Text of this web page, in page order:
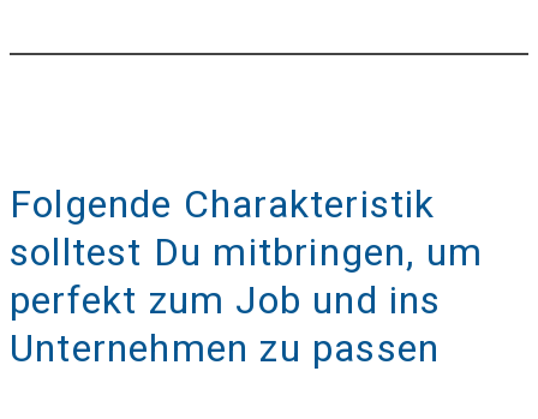
Folgende Charakteristik
solltest Du mitbringen, um
perfekt zum Job und ins
Unternehmen zu passen